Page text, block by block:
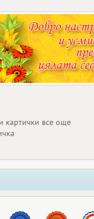
картички все още